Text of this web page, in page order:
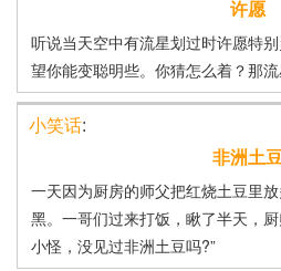
许愿
听说当天空中有流星划过时许愿特
望你能变聪明些。你猜怎么着？那
小笑话:
非洲土
一天因为厨房的师父把红烧土豆里
黑。一哥们过来打饭，瞅了半天，
小怪，没见过非洲土豆吗?”